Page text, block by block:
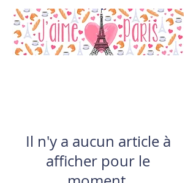
Il n'y a aucun article à
afficher pour le